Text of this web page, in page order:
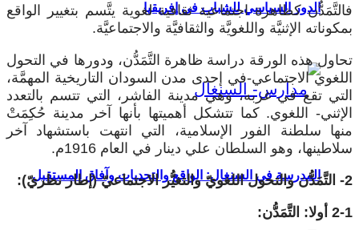
الدور السياسي للشباب في إفريقيا
المدرسة في السنغال: الواقع والتحديات وآفاق المستقبل
فالتَّمَدُّن كظاهرة اجتماعية ثقافية لغوية يتَّسم بتغيير الواقع
بمكوناته الإثنيَّة واللغويَّة والثقافيَّة والاجتماعيَّة.
تحاول هذه الورقة دراسة ظاهرة التَّمَدُّن، ودورها في التحول
اللغوي الاجتماعي-في إحدى مدن السودان التاريخية المهمَّة،
التي تقع في غربه، وهي مدينة الفاشر، التي تتسم بالتعدد
الإثني- اللغوي. كما تتشكل أهميتها بأنها آخر مدينة حُكِمَتْ
منها سلطنة الفور الإسلامية، التي انتهت باستشهاد آخر
سلاطينها، وهو السلطان علي دينار في العام 1916م.
2- التَّمَدُّن والتحول اللغويّ والتغيُّر الاجتماعيّ (إطار نظريّ):
2-1 أولا: التَّمَدُّن: